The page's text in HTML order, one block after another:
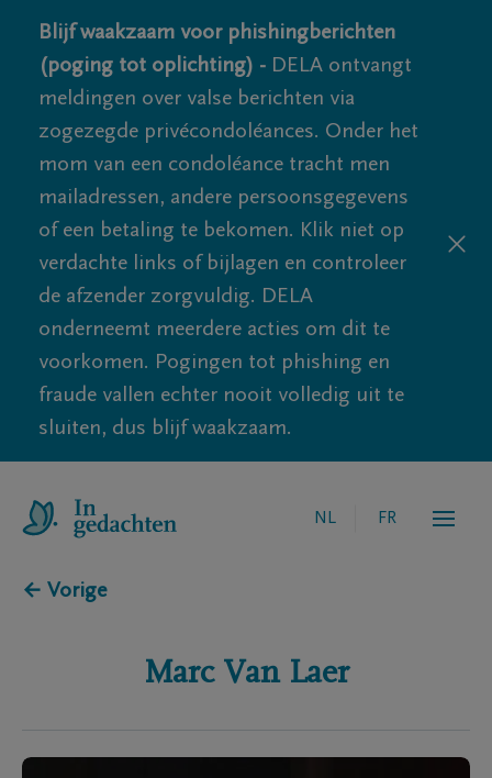
Blijf waakzaam voor phishingberichten
(poging tot oplichting) - DELA ontvangt
meldingen over valse berichten via
zogezegde privécondoléances. Onder het
mom van een condoléance tracht men
mailadressen, andere persoonsgegevens
of een betaling te bekomen. Klik niet op
verdachte links of bijlagen en controleer
de afzender zorgvuldig. DELA
onderneemt meerdere acties om dit te
voorkomen. Pogingen tot phishing en
fraude vallen echter nooit volledig uit te
sluiten, dus blijf waakzaam.
NL FR
← Vorige
Marc Van Laer